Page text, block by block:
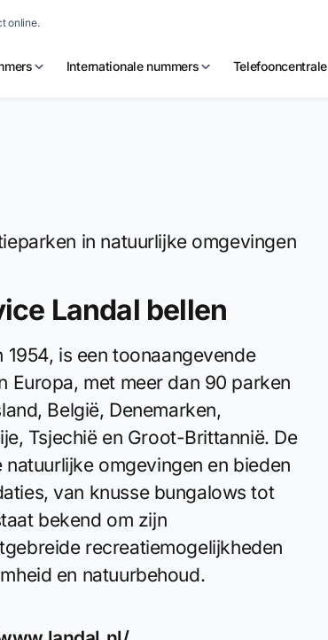
online.
Internationale nummers Telefooncentrale
in natuurlijke omgevingen
Landal bellen
is een toonaangevende
Europa, met meer dan 90 parken
België, Denemarken,
Tsjechië en Groot-Brittannië. De
omgevingen en bieden
van knusse bungalows tot
bekend om zijn
recreatiemogelijkheden
en natuurbehoud.